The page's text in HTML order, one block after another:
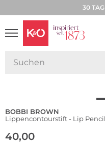
30
BOBBI BROWN
Lippencontourstift - Lip Pencil
40,00